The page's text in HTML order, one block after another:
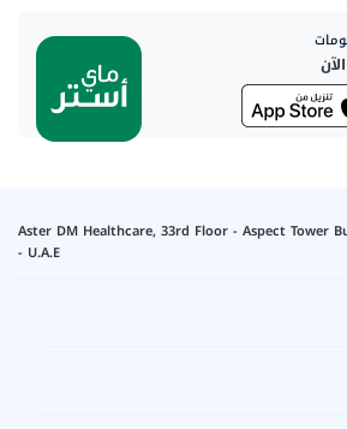
Aster DM Healthcare, 33rd Floor - Aspect Tower
- U.A.E